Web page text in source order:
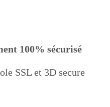
100% sécurisé
SSL et 3D secure